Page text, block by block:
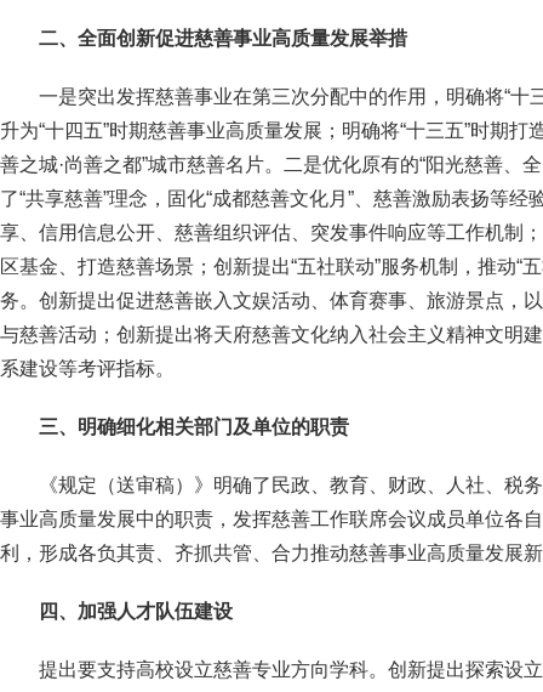
二、全面创新促进慈善事业高质量发展举措
一是突出发挥慈善事业在第三次分配中的作用，明确将“十
升为“十四五”时期慈善事业高质量发展；明确将“十三五”时期打
善之城·尚善之都”城市慈善名片。二是优化原有的“阳光慈善、
了“共享慈善”理念，固化“成都慈善文化月”、慈善激励表扬等
享、信用信息公开、慈善组织评估、突发事件响应等工作机制
区基金、打造慈善场景；创新提出“五社联动”服务机制，推动“
务。创新提出促进慈善嵌入文娱活动、体育赛事、旅游景点，
与慈善活动；创新提出将天府慈善文化纳入社会主义精神文明
系建设等考评指标。
三、明确细化相关部门及单位的职责
《规定（送审稿）》明确了民政、教育、财政、人社、税
事业高质量发展中的职责，发挥慈善工作联席会议成员单位各
利，形成各负其责、齐抓共管、合力推动慈善事业高质量发展
四、加强人才队伍建设
提出要支持高校设立慈善专业方向学科。创新提出探索设